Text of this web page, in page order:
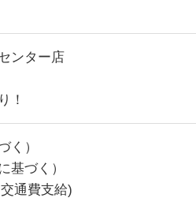
ンター店
！
く）
づく）
通費支給)